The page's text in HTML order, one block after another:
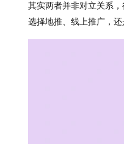
其实两者并非对立关系
选择地推、线上推广，